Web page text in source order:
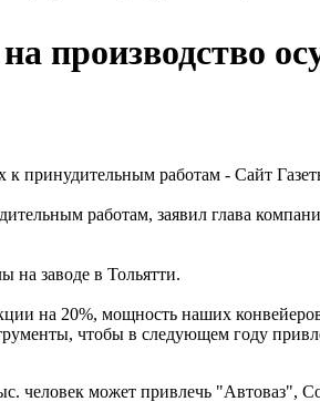
производство
работам, заявил глава
на заводе в Тольятти.
на 20%, мощность наших
чтобы в следующем году
человек может привлечь "Автоваз",